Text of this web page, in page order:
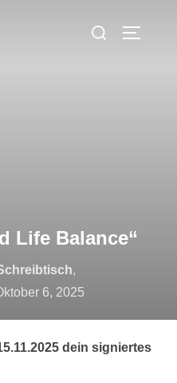
Suchen
Life Balance“
,
6, 2025
dein signiertes